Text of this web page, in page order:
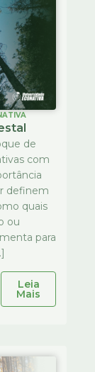
de
com
definem
quais
ou
para
Leia
Mais